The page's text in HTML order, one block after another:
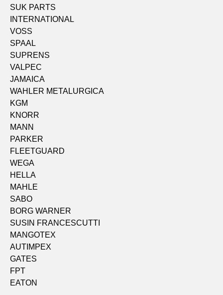
SUK PARTS
INTERNATIONAL
VOSS
SPAAL
SUPRENS
VALPEC
JAMAICA
WAHLER METALURGICA
KGM
KNORR
MANN
PARKER
FLEETGUARD
WEGA
HELLA
MAHLE
SABO
BORG WARNER
SUSIN FRANCESCUTTI
MANGOTEX
AUTIMPEX
GATES
FPT
EATON